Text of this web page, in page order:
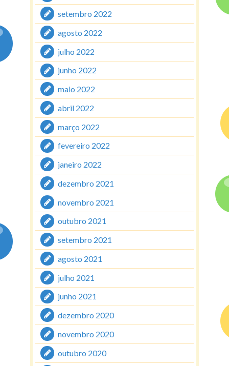
setembro 2022
agosto 2022
julho 2022
junho 2022
maio 2022
abril 2022
março 2022
fevereiro 2022
janeiro 2022
dezembro 2021
novembro 2021
outubro 2021
setembro 2021
agosto 2021
julho 2021
junho 2021
dezembro 2020
novembro 2020
outubro 2020